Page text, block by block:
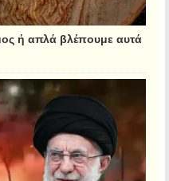
ή απλά βλέπουμε αυτά